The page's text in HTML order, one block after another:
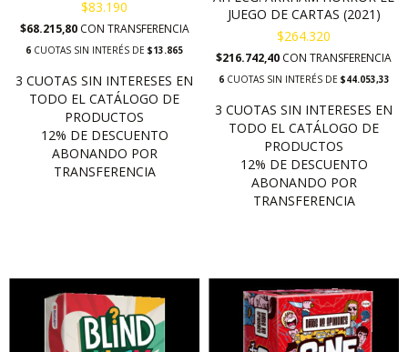
$83.190
$68.215,80 CON TRANSFERENCIA
6 CUOTAS SIN INTERÉS DE $13.865
JUEGO DE CARTAS (2021)
$264.320
$216.742,40 CON TRANSFERENCIA
6CUOTAS SIN INTERÉS DE $44.053,33